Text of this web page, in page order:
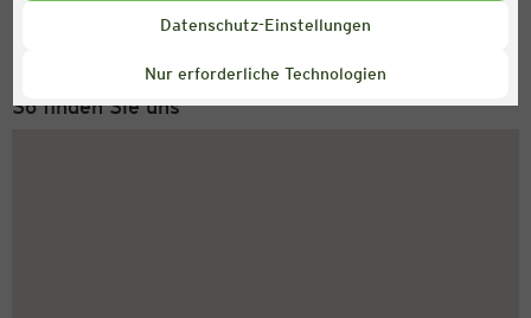
Datenschutz-Einstellungen
Nur erforderliche Technologien
+49 (0) 2546 / 98 999 98
So finden Sie uns